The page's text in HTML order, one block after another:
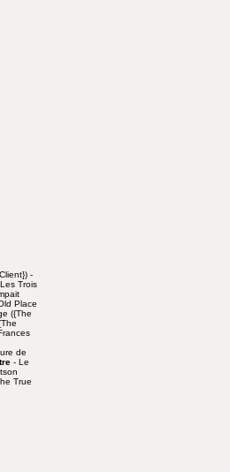
-
Trois
Place
({The
de
- Le
True